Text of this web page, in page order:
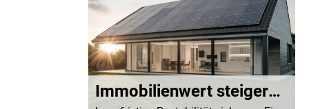
Immobilienwert steigern Teil 5.: Langfristige Rentabilität sichern